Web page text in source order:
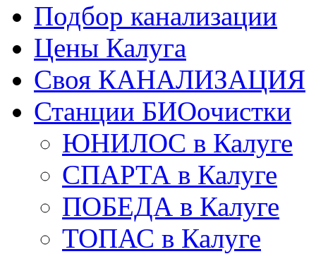
Подбор канализации
Цены Калуга
Своя КАНАЛИЗАЦИЯ
Станции БИОочистки
ЮНИЛОС в Калуге
СПАРТА в Калуге
ПОБЕДА в Калуге
ТОПАС в Калуге